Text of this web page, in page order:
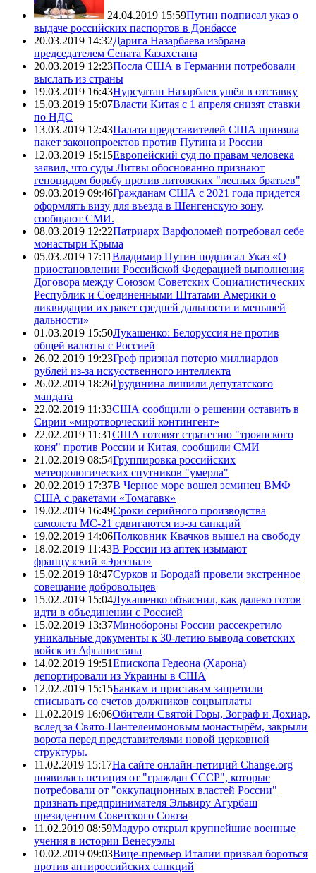
24.04.2019 15:59Путин подписал указ о
выдаче российских паспортов в Донбассе
20.03.2019 14:32Дарига Назарбаева избрана
председателем Сената Казахстана
20.03.2019 12:23Посла США в Германии потребовали
выслать из страны
19.03.2019 16:43Нурсултан Назарбаев ушёл в отставку
15.03.2019 15:07Власти Китая с 1 апреля снизят ставки
по НДС
13.03.2019 12:43Палата представителей США приняла
пакет законопроектов против Путина и России
12.03.2019 15:15Европейский суд по правам человека
заявил, что суды Литвы обоснованно признают
геноцидом борьбу против литовских "лесных братьев"
09.03.2019 09:46Гражданам США с 2021 года придется
оформлять визу для въезда в Шенгенскую зону,
сообщают СМИ.
08.03.2019 12:22Патриарх Варфоломей потребовал себе
монастыри Крыма
05.03.2019 17:11Владимир Путин подписал Указ «О
приостановлении Российской Федерацией выполнения
Договора между Союзом Советских Социалистических
Республик и Соединенными Штатами Америки о
ликвидации их ракет средней дальности и меньшей
дальности»
01.03.2019 15:50Лукашенко: Белоруссия не против
общей валюты с Россией
26.02.2019 19:23Греф признал потерю миллиардов
рублей из-за искусственного интеллекта
26.02.2019 18:26Грудинина лишили депутатского
мандата
22.02.2019 11:33США сообщили о решении оставить в
Сирии «миротворческий контингент»
22.02.2019 11:31США готовят стратегию "троянского
коня" против России и Китая, сообщили СМИ
21.02.2019 08:54Группировка российских
метеорологических спутников "умерла"
20.02.2019 17:37В Черное море вошел эсминец ВМФ
США с ракетами «Томагавк»
19.02.2019 16:49Сроки серийного производства
самолета МС-21 сдвигаются из-за санкций
19.02.2019 14:06Полковник Квачков вышел на свободу
18.02.2019 11:43В России из аптек изымают
французский «Эреспал»
15.02.2019 18:47Сурков и Бородай провели экстренное
совещание добровольцев
15.02.2019 15:04Лукашенко объяснил, как далеко готов
идти в объединении с Россией
15.02.2019 13:37Минобороны России рассекретило
уникальные документы к 30-летию вывода советских
войск из Афганистана
14.02.2019 19:51Епископа Гедеона (Харона)
депортировали из Украины в США
12.02.2019 15:15Банкам и приставам запретили
списывать со счетов должников соцвыплаты
11.02.2019 16:06Обители Святой Горы, Зограф и Дохиар,
вслед за Свято-Пантелеимоновым монастырём, закрыли
ворота перед представителями новой церковной
структуры.
11.02.2019 15:17На сайте онлайн-петиций Change.org
появилась петиция от "граждан СССР", которые
потребовали от "оккупационных властей России"
признать предпринимателя Эльвиру Агурбаш
президентом Советского Союза
11.02.2019 08:59Мадуро открыл крупнейшие военные
учения в истории Венесуэлы
10.02.2019 09:03Вице-премьер Италии призвал бороться
против антироссийских санкций